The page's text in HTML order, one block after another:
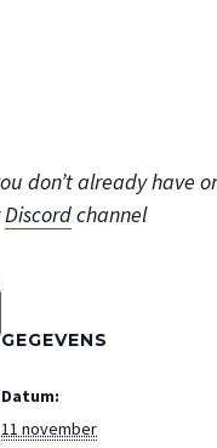
don’t already have
Discordchannel
GEGEVENS
Datum:
11 november